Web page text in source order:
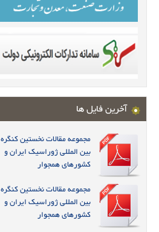
آخرین فایل ها
مجموعه مقالات نخستین کنگره
بین المللی ژوراسیک ایران و
کشورهای همجوار
مجموعه مقالات نخستین کنگره
بین المللی ژوراسیک ایران و
کشورهای همجوار